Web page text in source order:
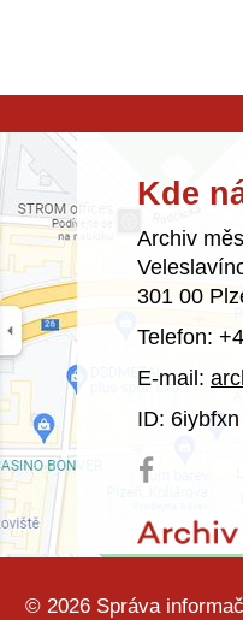
Kde
Archiv
301 00
Telefon:
E-mail:
ID: 6iybfxn
© 2026 Správa